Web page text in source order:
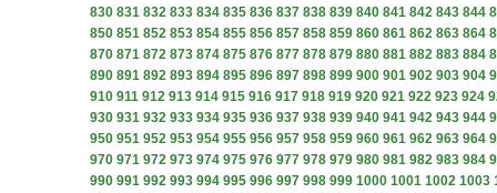
830 831 832 833 834 835 836 837 838 839 840 841 842 843 844
850 851 852 853 854 855 856 857 858 859 860 861 862 863 864
870 871 872 873 874 875 876 877 878 879 880 881 882 883 884
890 891 892 893 894 895 896 897 898 899 900 901 902 903 904
910 911 912 913 914 915 916 917 918 919 920 921 922 923 924
930 931 932 933 934 935 936 937 938 939 940 941 942 943 944
950 951 952 953 954 955 956 957 958 959 960 961 962 963 964
970 971 972 973 974 975 976 977 978 979 980 981 982 983 984
990 991 992 993 994 995 996 997 998 999 1000 1001 1002 1003